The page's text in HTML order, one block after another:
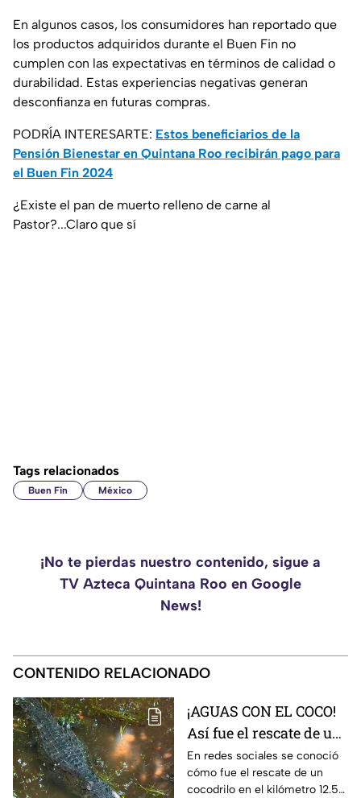
En algunos casos, los consumidores han reportado que
los productos adquiridos durante el Buen Fin no
cumplen con las expectativas en términos de calidad o
durabilidad. Estas experiencias negativas generan
desconfianza en futuras compras.
PODRÍA INTERESARTE: Estos beneficiarios de la
Pensión Bienestar en Quintana Roo recibirán pago para
el Buen Fin 2024
¿Existe el pan de muerto relleno de carne al
Pastor?...Claro que sí
Tags relacionados
Buen Fin México
¡No te pierdas nuestro contenido, sigue a
TV Azteca Quintana Roo en Google
News!
CONTENIDO RELACIONADO
¡AGUAS CON EL COCO!
Así fue el rescate de un
cocodrilo en la Zona
Hotelera de Cancún
En redes sociales se conoció
cómo fue el rescate de un
cocodrilo en el kilómetro 12.5